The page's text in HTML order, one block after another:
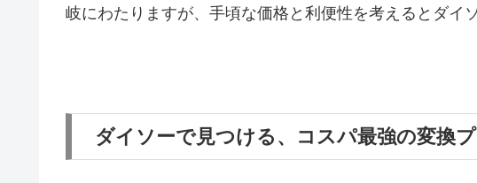
岐にわたりますが、手頃な価格と利便性を考えるとダイ
ダイソーで見つける、コスパ最強の変換